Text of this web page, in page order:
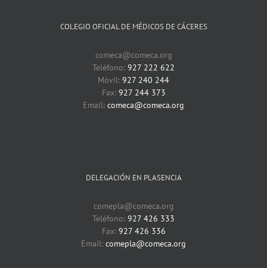
COLEGIO OFICIAL DE MÉDICOS DE CÁCERES
comeca@comeca.org
Teléfono: 927 222 622
Móvil: 927 240 244
Fax: 927 244 373
Email: comeca@comeca.org
DELEGACIÓN EN PLASENCIA
comepla@comeca.org
Teléfono: 927 426 333
Fax: 927 426 336
Email: comepla@comeca.org